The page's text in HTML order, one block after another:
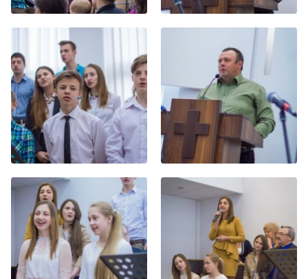
Фото
Видео
Архив
Пожертвования